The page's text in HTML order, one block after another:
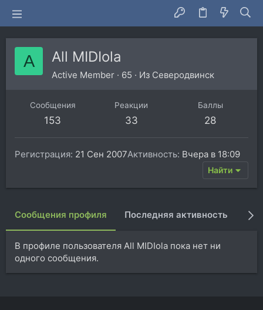
A All MIDIola
Active Member · 65 · Из Северодвинск
Сообщения
153
Реакции
33
Баллы
28
Регистрация 21 Сен 2007Активность Вчера в 18:09
Найти
Сообщения профиля Последняя активность
В профиле пользователя All MIDIola пока нет ни
одного сообщения.